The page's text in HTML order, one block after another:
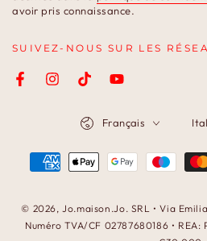
avoir pris connaissance.
SUIVEZ-NOUS SUR LES
FacebookInstagramTikTokYouTube
© 2026,Jo.maison.Jo. SRL • Via
Numéro TVA/CF 02787680186 •
Français
Modes
paiement